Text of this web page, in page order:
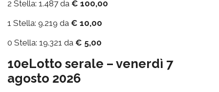
2 Stella: 1.487 da € 100,00
1 Stella: 9.219 da € 10,00
0 Stella: 19.321 da € 5,00
10eLotto serale – venerdì 7
agosto 2026